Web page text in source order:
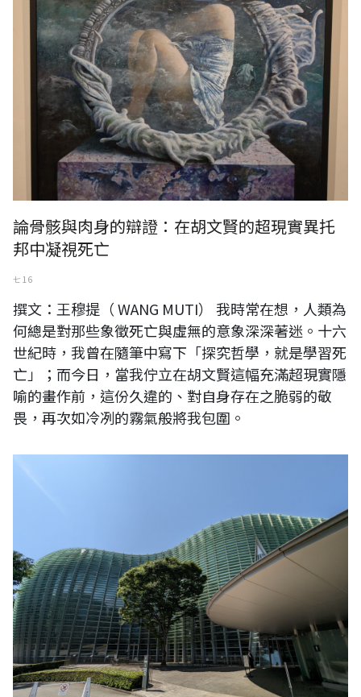
論骨骸與肉身的辯證：在胡文賢的超現實異托
邦中凝視死亡
七 16
撰文：王穆提（ WANG MUTI） 我時常在想，人類為
何總是對那些象徵死亡與虛無的意象深深著迷。十六
世紀時，我曾在隨筆中寫下「探究哲學，就是學習死
亡」；而今日，當我佇立在胡文賢這幅充滿超現實隱
喻的畫作前，這份久違的、對自身存在之脆弱的敬
畏，再次如冷冽的霧氣般將我包圍。